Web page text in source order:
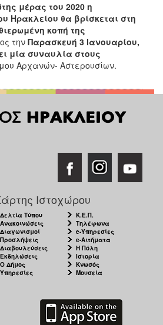
μέρας του 2020 η
Ηρακλείου θα βρίσκεται στη
κοπή της
την Παρασκευή 3 Ιανουαρίου,
μία συναυλία στους
Αρχανών- Αστερουσίων.
Ιστοχώρου
Δελτία Τύπου
Ανακοινώσεις
Διαγωνισμοί
Προσλήψεις
Διαβουλεύσεις
Εκδηλώσεις
Ο Δήμος
Υπηρεσίες
Κ.Ε.Π.
Τηλέφωνα
e-Υπηρεσίες
e-Αιτήματα
Η Πόλη
Ιστορία
Κνωσός
Μουσεία